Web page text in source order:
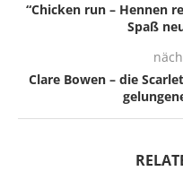
“Chicken run – Hennen
Spaß
Clare Bowen – die